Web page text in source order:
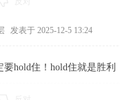
发表于 2025-12-5 13:24
hold住！hold住就是胜利